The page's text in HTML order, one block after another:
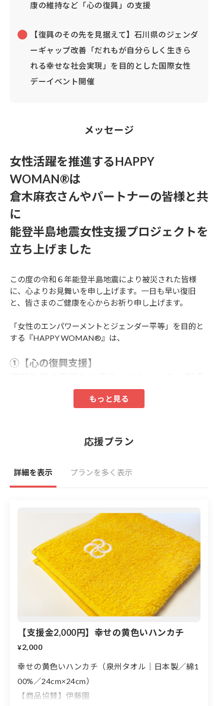
康の維持など「心の復興」の支援
【復興のその先を見据えて】石川県のジェンダ
ーギャップ改善「だれもが自分らしく生きら
れる幸せな社会実現」を目的とした国際女性
デーイベント開催
メッセージ
女性活躍を推進するHAPPY
WOMAN®︎は
倉木麻衣さんやパートナーの皆様と共
に
能登半島地震女性支援プロジェクトを
立ち上げました
この度の令和６年能登半島地震により被災された皆様
に、心よりお見舞いを申し上げます。一日も早い復旧
と、皆さまのご健康を心からお祈り申し上げます。
「女性のエンパワーメントとジェンダー平等」を目的と
する『HAPPY WOMAN®︎』は、
①【心の復興支援】
や生きがいつくり、心身の健康の維持など
「心の復興」の支援
②【復興のその先を見据えて】石川県のジェ
実現」を目的とした国際女性デーイベント石
を目的に、能登半島地震女性支援プロジェクトを立ち上
げました。 本プロジェクトを推進するための「HAPPY
WOMAN®︎基金」を支援していただける個人や法人から
のご寄付をお待ちしています。
HAPPY WOMAN®︎
能登半島地震女性支援プロジェ
クト
応援プラン
詳細を表示 プランを多く表示
【支援金2,000円】幸せの黄色いハンカチ
¥2,000
幸せの黄色いハンカチ（泉州タオル｜日本製／綿1
00%／24cm×24cm）
【商品協賛】伊藤園